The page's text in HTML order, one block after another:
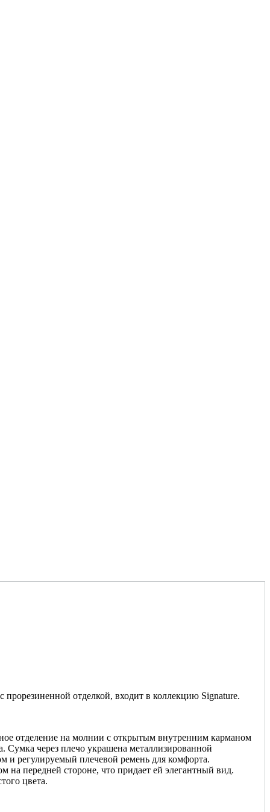
отделкой, входит в коллекцию Signature.
отделение на молнии с открытым внутренним карманом
Сумка через плечо украшена металлизированной
регулируемый плечевой ремень для комфорта.
на передней стороне, что придает ей элегантный вид.
цвета.